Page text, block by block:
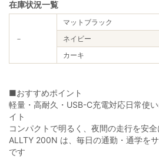
在庫状況一覧
－
マットブラック
ネイビー
カーキ
■おすすめポイント
軽量・高耐久・USB-C充電対応日常使
イト
コンパクトで明るく、夜間の走行を安全
ALLTY 200N は、毎日の通勤・通学を
です